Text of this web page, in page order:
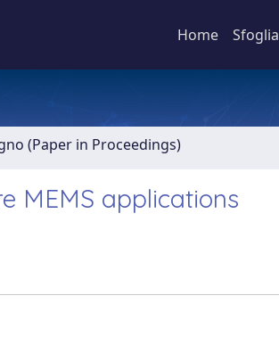
Home Sfoglia
(Paper in Proceedings)
MEMS applications